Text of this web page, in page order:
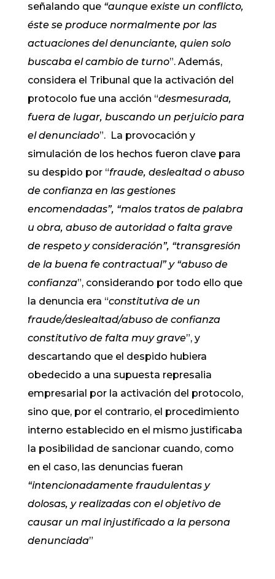
señalando que “aunque existe un conflicto,
éste se produce normalmente por las
actuaciones del denunciante, quien solo
buscaba el cambio de turno”. Además,
considera el Tribunal que la activación del
protocolo fue una acción “desmesurada,
fuera de lugar, buscando un perjuicio para
el denunciado”. La provocación y
simulación de los hechos fueron clave para
su despido por “fraude, deslealtad o abuso
de confianza en las gestiones
encomendadas”, “malos tratos de palabra
u obra, abuso de autoridad o falta grave
de respeto y consideración”, “transgresión
de la buena fe contractual” y “abuso de
confianza”, considerando por todo ello que
la denuncia era “constitutiva de un
fraude/deslealtad/abuso de confianza
constitutivo de falta muy grave”, y
descartando que el despido hubiera
obedecido a una supuesta represalia
empresarial por la activación del protocolo,
sino que, por el contrario, el procedimiento
interno establecido en el mismo justificaba
la posibilidad de sancionar cuando, como
en el caso, las denuncias fueran
“intencionadamente fraudulentas y
dolosas, y realizadas con el objetivo de
causar un mal injustificado a la persona
denunciada”